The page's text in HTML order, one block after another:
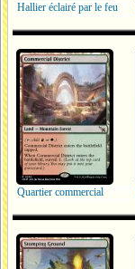
Hallier éclairé par le feu
Quartier commercial